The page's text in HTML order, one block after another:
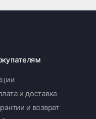
и доставка
и возврат